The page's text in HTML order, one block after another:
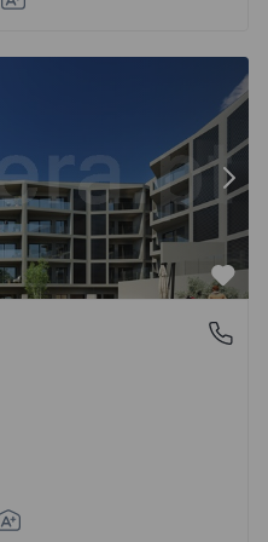
- 1538675 - 7